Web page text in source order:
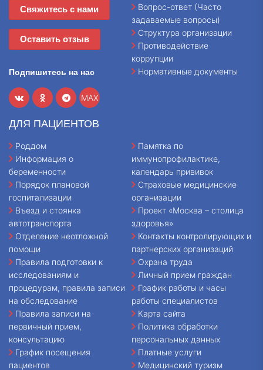
Свяжитесь с нами
Оставить отзыв
Подпишитесь на нас
MAX
Вопрос-ответ (Часто
задаваемые вопросы)
Структура организации
Противодействие
коррупции
Нормативные документы
ДЛЯ ПАЦИЕНТОВ
Роддом
Информация о
беременности
Порядок плановой
госпитализации
Въезд и стоянка
автотранспорта
Отделение неотложной
помощи
Правила подготовки к
исследованиям и
процедурам, правила записи
на обследование
Правила записи на
первичный прием,
консультацию
График посещения
пациентов
Памятка по
иммунопрофилактике,
календарь прививок
Страховые медицинские
организации
Проект «Москва – столица
здоровья»
Контакты контролирующих и
партнерских организаций
Охрана труда
Личный прием граждан
График работы и часы
работы специалистов
Карта сайта
Политика обработки
персональных данных
Платные услуги
Медицинский туризм